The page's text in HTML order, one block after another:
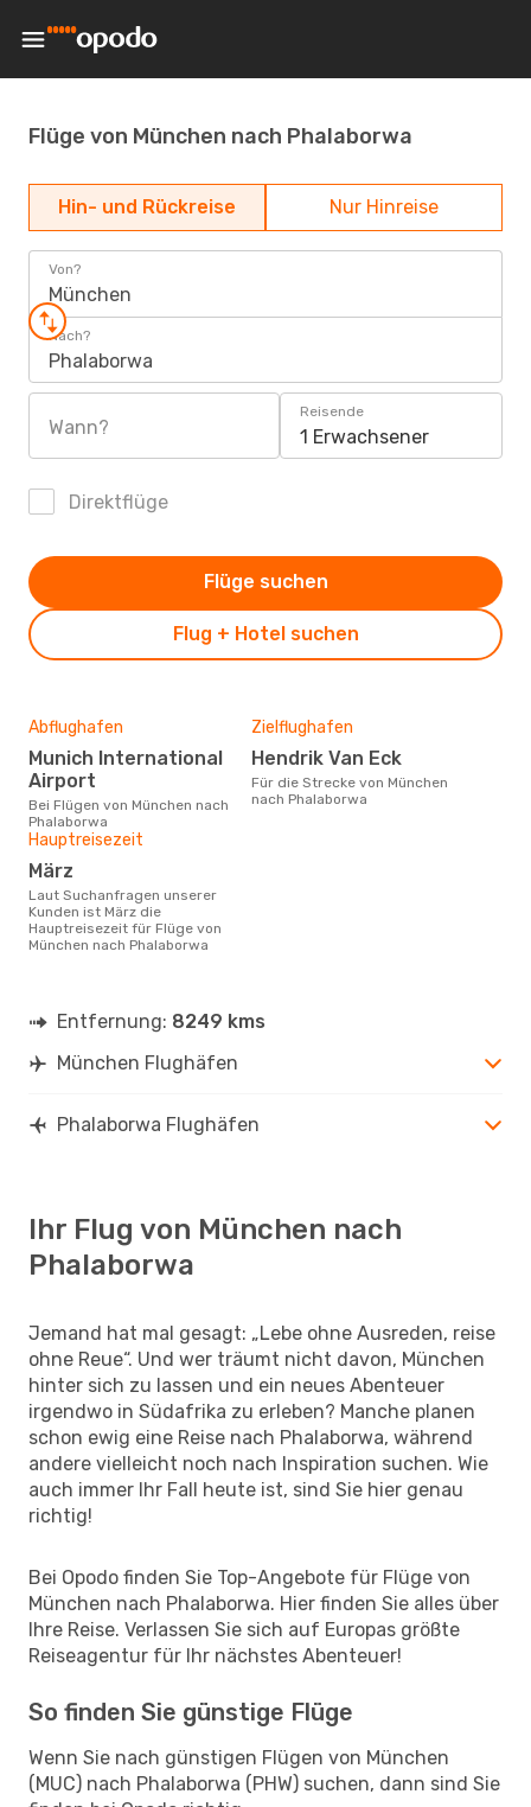
Flüge von München nach Phalaborwa
Hin- und Rückreise Nur Hinreise
Von?
München
Nach?
Phalaborwa
Wann?
Reisende
1 Erwachsener
Direktflüge
Flug + Hotel suchen
Flüge suchen
Abflughafen
Munich International
Airport
Bei Flügen von München nach
Phalaborwa
Zielflughafen
Hendrik Van Eck
Für die Strecke von München
nach Phalaborwa
Hauptreisezeit
März
Laut Suchanfragen unserer
Kunden ist März die
Hauptreisezeit für Flüge von
München nach Phalaborwa
Entfernung: 8249 kms
München Flughäfen
Phalaborwa Flughäfen
Ihr Flug von München nach
Phalaborwa
Jemand hat mal gesagt: „Lebe ohne Ausreden, reise
ohne Reue“. Und wer träumt nicht davon, München
hinter sich zu lassen und ein neues Abenteuer
irgendwo in Südafrika zu erleben? Manche planen
schon ewig eine Reise nach Phalaborwa, während
andere vielleicht noch nach Inspiration suchen. Wie
auch immer Ihr Fall heute ist, sind Sie hier genau
richtig!
Bei Opodo finden Sie Top-Angebote für Flüge von
München nach Phalaborwa. Hier finden Sie alles über
Ihre Reise. Verlassen Sie sich auf Europas größte
Reiseagentur für Ihr nächstes Abenteuer!
So finden Sie günstige Flüge
Wenn Sie nach günstigen Flügen von München
(MUC) nach Phalaborwa (PHW) suchen, dann sind Sie